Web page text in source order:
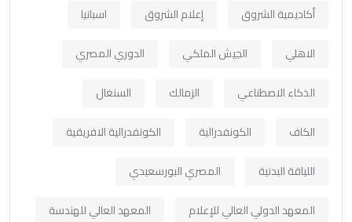
أكاديمية الشروق
إعلام الشروق
اسبانيا
الاهلي
الجيش الملكي
الدوري المصري
الذكاء الاصطناعي
الزمالك
السنغال
الكاف
الكونفدرالية
الكونفدرالية الافريقية
اللياقة البدنية
المصري البورسعيدي
المعهد الدولي العالي للإعلام
المعهد العالي للهندسة